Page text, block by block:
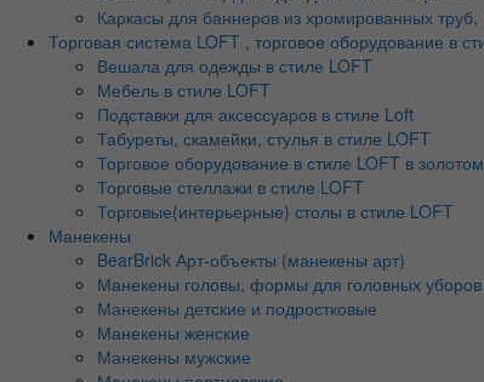
Каркасы для баннеров из хромированных
Торговая система LOFT , торговое оборудование в
Вешала для одежды в стиле LOFT
Мебель в стиле LOFT
Подставки для аксессуаров в стиле Loft
Табуреты, скамейки, стулья в стиле LOFT
Торговое оборудование в стиле LOFT в
Торговые стеллажи в стиле LOFT
Торговые(интерьерные) столы в стиле LOFT
Манекены
BearBrick Арт-объекты (манекены арт)
Манекены головы, формы для головных уборов
Манекены детские и подростковые
Манекены женские
Манекены мужские